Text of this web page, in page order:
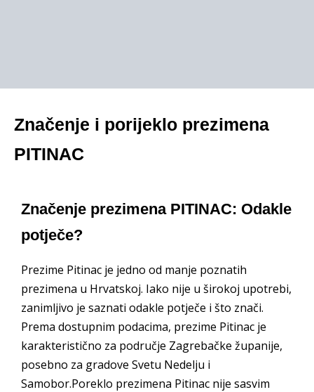
Značenje i porijeklo prezimena
PITINAC
Značenje prezimena PITINAC: Odakle
potječe?
Prezime Pitinac je jedno od manje poznatih
prezimena u Hrvatskoj. Iako nije u širokoj upotrebi,
zanimljivo je saznati odakle potječe i što znači.
Prema dostupnim podacima, prezime Pitinac je
karakteristično za područje Zagrebačke županije,
posebno za gradove Svetu Nedelju i
Samobor.Poreklo prezimena Pitinac nije sasvim